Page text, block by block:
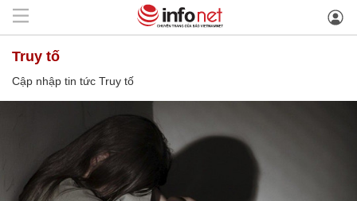
Truy tố
Cập nhập tin tức Truy tố